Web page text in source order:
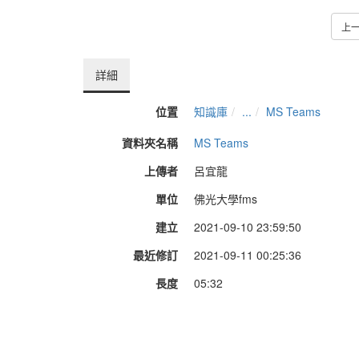
上
詳細
位置 知識庫 ...
MS Teams
資料夾名稱
MS Teams
上傳者
呂宜龍
單位
佛光大學fms
建立
2021-09-10 23:59:50
最近修訂
2021-09-11 00:25:36
長度
05:32